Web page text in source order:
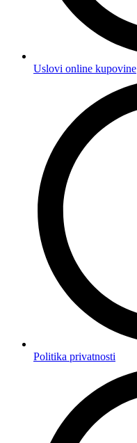
Uslovi online kupovine
Politika privatnosti